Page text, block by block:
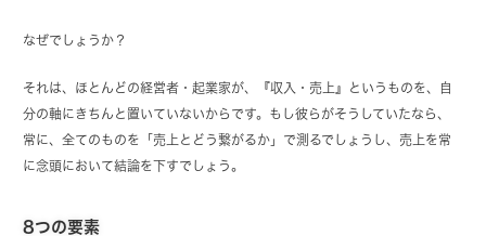
なぜでしょうか？
それは、ほとんどの経営者・起業家が、『収入・売上』というものを、自
分の軸にきちんと置いていないからです。もし彼らがそうしていたなら、
常に、全てのものを「売上とどう繋がるか」で測るでしょうし、売上を常
に念頭において結論を下すでしょう。
8つの要素